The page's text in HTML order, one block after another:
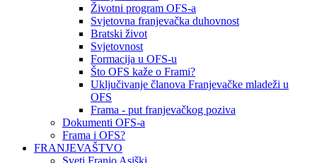
Životni program OFS-a
Svjetovna franjevačka duhovnost
Bratski život
Svjetovnost
Formacija u OFS-u
Što OFS kaže o Frami?
Uključivanje članova Franjevačke mladeži u
OFS
Frama - put franjevačkog poziva
Dokumenti OFS-a
Frama i OFS?
FRANJEVAŠTVO
Sveti Franjo Asiški